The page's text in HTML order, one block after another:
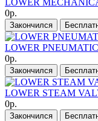
0р.
Закончился
LOWER
0р.
Закончился
LOWER STEAM
0р.
Закончился